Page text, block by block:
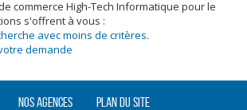
commerce High-Tech Informatique pour le
s'offrent à vous :
avec moins de critères.
demande
Nos agences
Plan du site